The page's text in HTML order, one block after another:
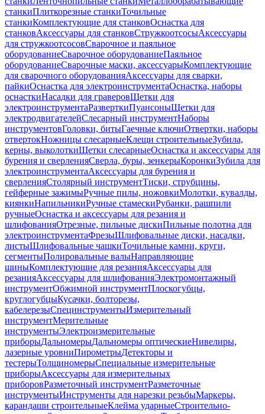
станкиПлиткорезные станкиТочильные
станкиКомплектующие для станковОснастка для
станковАксессуары для станковСтружкоотсосыАксессуары
для стружкоотсосовСварочное и паяльное
оборудованиеСварочное оборудованиеПаяльное
оборудованиеСварочные маски, аксессуарыКомплектующие
для сварочного оборудованияАксессуары для сварки,
пайкиОснастка для электроинструментаОснастка, наборы
оснасткиНасадки для граверовЩетки для
электроинструментаРазверткиПуансоныЩетки для
электродвигателейСлесарный инструментНаборы
инструментовГоловки, битыГаечные ключиОтвертки, наборы
отвертокНожницы слесарныеКлещи строительныеЗубила,
керны, выколоткиЩетки слесарныеОснастка и аксессуары для
бурения и сверленияСверла, буры, зенкерыКоронкиЗубила для
электроинструментаАксессуары для бурения и
сверленияСтолярный инструментТиски, струбцины,
гейферные зажимыРучные пилы, ножовкиМолотки, кувалды,
киянкиНапильникиРучные стамескиРубанки, рашпили
ручныеОснастка и аксессуары для резания и
шлифованияОтрезные, пильные дискиПильные полотна для
электроинструментаФрезыШлифовальные диски, насадки,
листыШлифовальные чашкиТочильные камни, круги,
сегментыПолировальные валыНаправляющие
шиныКомплектующие для резанияАксессуары для
резанияАксессуары для шлифованияЭлектромонтажный
инструментОбжимной инструментПлоскогубцы,
круглогубцыКусачки, болторезы,
кабелерезыСпецинструментыИзмерительный
инструментМерительные
инструментыЭлектроизмерительные
приборыДальномерыДальномеры оптическиеНивелиры,
лазерные уровниПирометрыДетекторы и
тестерыТолщиномерыСпециальные измерительные
приборыАксессуары для измерительных
приборовРазметочный инструментРазметочные
инструментыИнструменты для нарезки резьбыМаркеры,
карандаши строительныеКлейма ударныеСтроительно-